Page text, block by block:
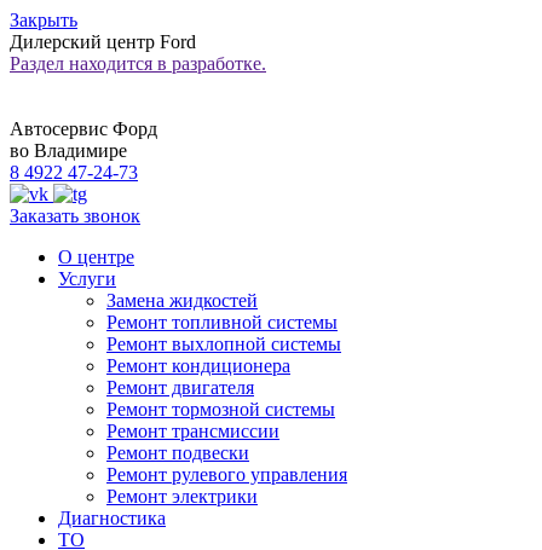
Закрыть
Дилерский центр Ford
Раздел находится в разработке.
Автосервис Форд
во Владимире
8 4922 47-24-73
Заказать звонок
О центре
Услуги
Замена жидкостей
Ремонт топливной системы
Ремонт выхлопной системы
Ремонт кондиционера
Ремонт двигателя
Ремонт тормозной системы
Ремонт трансмиссии
Ремонт подвески
Ремонт рулевого управления
Ремонт электрики
Диагностика
ТО